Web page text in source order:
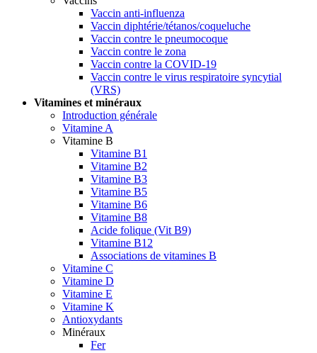
Vaccin anti-influenza
Vaccin diphtérie/tétanos/coqueluche
Vaccin contre le pneumocoque
Vaccin contre le zona
Vaccin contre la COVID-19
Vaccin contre le virus respiratoire syncytial
(VRS)
Vitamines et minéraux
Introduction générale
Vitamine A
Vitamine B
Vitamine B1
Vitamine B2
Vitamine B3
Vitamine B5
Vitamine B6
Vitamine B8
Acide folique (Vit B9)
Vitamine B12
Associations de vitamines B
Vitamine C
Vitamine D
Vitamine E
Vitamine K
Antioxydants
Minéraux
Fer